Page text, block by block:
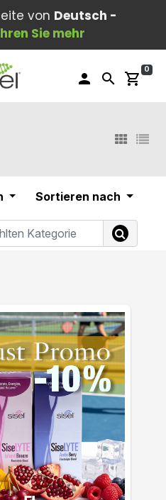
von Deutsch -
Sie mehr
person search shopping_cart
0
Sortieren nach